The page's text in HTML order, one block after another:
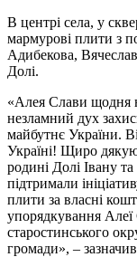
В центрі села, у
мармурові плити з
Адибекова,
Долі.
«Алея Слави щодня
незламний дух
майбутнє України.
Україні! Щиро дякую
родині Долі Івану
підтримали
плити за власні
упорядкування Алеї
старостинського
громади», –